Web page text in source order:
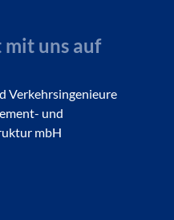
mit uns auf
Verkehrsingenieure
und
mbH